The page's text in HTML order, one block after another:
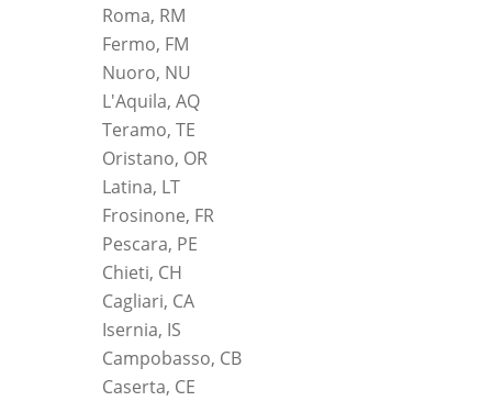
Roma, RM
Fermo, FM
Nuoro, NU
L'Aquila, AQ
Teramo, TE
Oristano, OR
Latina, LT
Frosinone, FR
Pescara, PE
Chieti, CH
Cagliari, CA
Isernia, IS
Campobasso, CB
Caserta, CE